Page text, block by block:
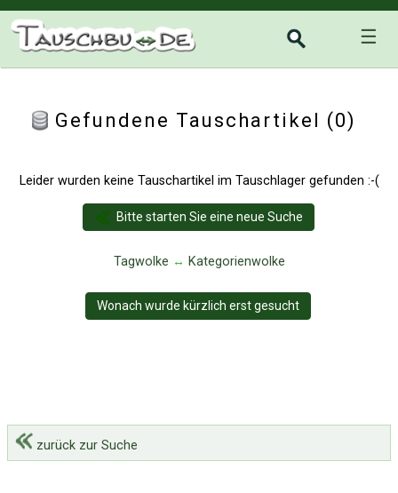
☰
Gefundene Tauschartikel (0)
Leider wurden keine Tauschartikel im Tauschlager gefunden :-(
Bitte starten Sie eine neue Suche
Tagwolke ↔ Kategorienwolke
Wonach wurde kürzlich erst gesucht
zurück zur Suche